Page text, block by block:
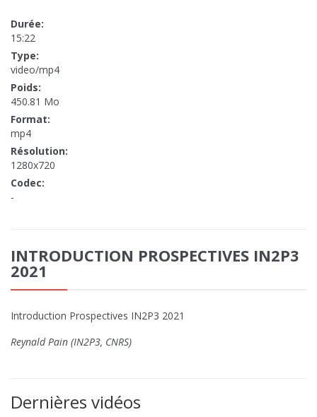
Durée:
15:22
Type:
video/mp4
Poids:
450.81 Mo
Format:
mp4
Résolution:
1280x720
Codec:
-
INTRODUCTION PROSPECTIVES IN2P3
2021
Introduction Prospectives IN2P3 2021
Reynald Pain (IN2P3, CNRS)
Dernières vidéos